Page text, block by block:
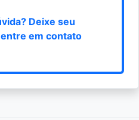
Deixe seu
entre em contato